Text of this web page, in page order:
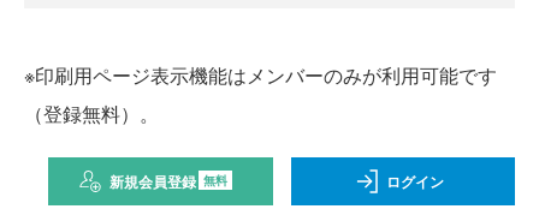
※印刷用ページ表示機能はメンバーのみが利用可能です
（登録無料）。
新規会員登録 無料 ログイン